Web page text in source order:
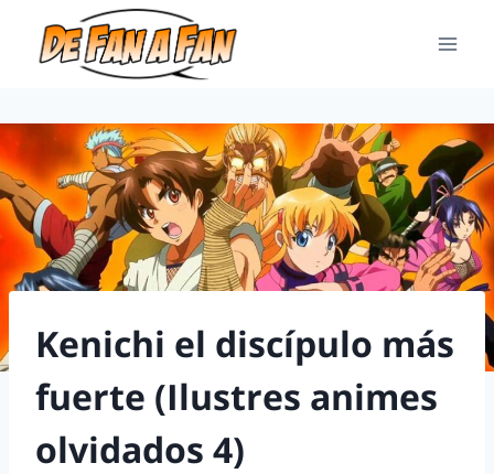
Kenichi el discípulo más
fuerte (Ilustres animes
olvidados 4)